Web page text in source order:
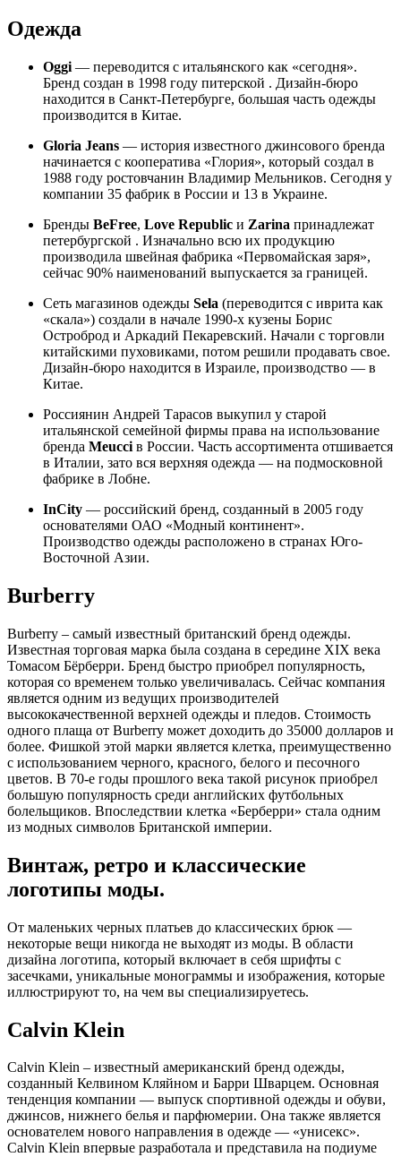
Одежда
Oggi — переводится с итальянского как «сегодня».
Бренд создан в 1998 году питерской . Дизайн-бюро
находится в Санкт-Петербурге, большая часть одежды
производится в Китае.
Gloria Jeans — история известного джинсового бренда
начинается с кооператива «Глория», который создал в
1988 году ростовчанин Владимир Мельников. Сегодня у
компании 35 фабрик в России и 13 в Украине.
Бренды BeFree, Love Republic и Zarina принадлежат
петербургской . Изначально всю их продукцию
производила швейная фабрика «Первомайская заря»,
сейчас 90% наименований выпускается за границей.
Сеть магазинов одежды Sela (переводится с иврита как
«скала») создали в начале 1990-х кузены Борис
Остроброд и Аркадий Пекаревский. Начали с торговли
китайскими пуховиками, потом решили продавать свое.
Дизайн-бюро находится в Израиле, производство — в
Китае.
Россиянин Андрей Тарасов выкупил у старой
итальянской семейной фирмы права на использование
бренда Meucci в России. Часть ассортимента отшивается
в Италии, зато вся верхняя одежда — на подмосковной
фабрике в Лобне.
InCity — российский бренд, созданный в 2005 году
основателями ОАО «Модный континент».
Производство одежды расположено в странах Юго-
Восточной Азии.
Burberry
Burberry – самый известный британский бренд одежды.
Известная торговая марка была создана в середине XIX века
Томасом Бёрберри. Бренд быстро приобрел популярность,
которая со временем только увеличивалась. Сейчас компания
является одним из ведущих производителей
высококачественной верхней одежды и пледов. Стоимость
одного плаща от Burberry может доходить до 35000 долларов и
более. Фишкой этой марки является клетка, преимущественно
с использованием черного, красного, белого и песочного
цветов. В 70-е годы прошлого века такой рисунок приобрел
большую популярность среди английских футбольных
болельщиков. Впоследствии клетка «Берберри» стала одним
из модных символов Британской империи.
Винтаж, ретро и классические
логотипы моды.
От маленьких черных платьев до классических брюк —
некоторые вещи никогда не выходят из моды. В области
дизайна логотипа, который включает в себя шрифты с
засечками, уникальные монограммы и изображения, которые
иллюстрируют то, на чем вы специализируетесь.
Calvin Klein
Calvin Klein – известный американский бренд одежды,
созданный Келвином Кляйном и Барри Шварцем. Основная
тенденция компании — выпуск спортивной одежды и обуви,
джинсов, нижнего белья и парфюмерии. Она также является
основателем нового направления в одежде — «унисекс».
Calvin Klein впервые разработала и представила на подиуме